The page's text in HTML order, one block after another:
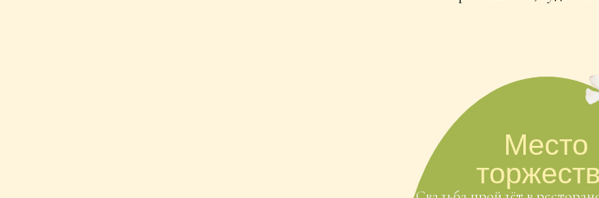
Свадьба пройдёт в ресторане “Оттепель”,
Проспект Мира 119, стр 311.